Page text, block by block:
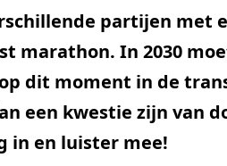
partijen met
marathon. In 2030
dit moment in de
een kwestie zijn van
in en luister mee!